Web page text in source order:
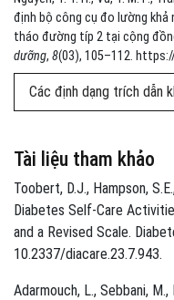
định bộ công cụ đo lường
tháo đường típ 2 tại cộng
dưỡng, 8(03), 105–112.
Các định dạng trích dẫn
Tài liệu tham khảo
Toobert, D.J., Hampson,
Diabetes Self-Care
and a Revised Scale.
10.2337/diacare.23.7.943.
Adarmouch, L., Sebbani,